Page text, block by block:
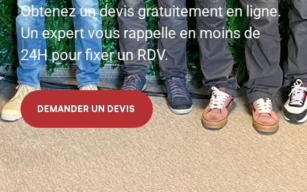
Obtenez un devis gratuitement en ligne.
Un expert vous rappelle en moins de
24H pour fixer un RDV.
DEMANDER UN DEVIS